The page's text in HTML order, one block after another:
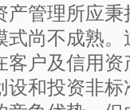
产管理所应
式尚不成熟
客户及信用
设和投资非